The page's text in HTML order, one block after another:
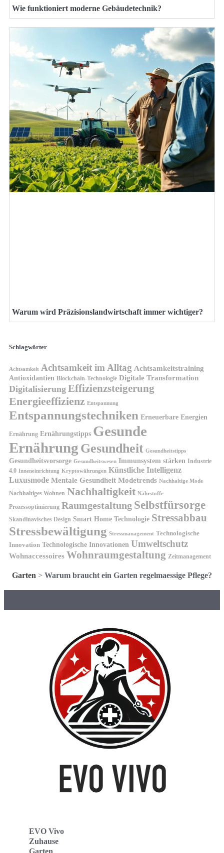
Wie funktioniert moderne Gebäudetechnik?
Warum wird Präzisionslandwirtschaft immer wichtiger?
Schlagwörter
Achtsamkeit Achtsamkeit im Alltag Achtsamkeitstraining
Antioxidantien Blockchain-Technologie Digitale Transformation
Digitalisierung Effizienzsteigerung
Energieeffizienz Entspannung
Entspannungstechniken Erneuerbare Energien
Ernährung Ernährungstipps Gesunde
Ernährung Gesundheit Gesundheitstipps
Gesundheitsvorsorge Gesundheitswesen Immunsystem stärken Industrie
4.0 Inneneinrichtung Kryptowährungen Künstliche Intelligenz
Luxusmode Mentale Gesundheit Modetrends Nachhaltige Mode
Nachhaltiges Wohnen Nachhaltigkeit Nährstoffe
Prozessoptimierung Raumgestaltung Selbstfürsorge
Skandinavisches Design Smart Home Technologie Stressabbau
Stressbewältigung Stressmanagement Technologische
Innovation Technologische Innovationen Umweltschutz
Wohnaccessoires Wohnraumgestaltung Zeitmanagement
Garten > Warum braucht ein Garten regelmaessige Pflege?
EVO Vivo
Zuhause
Garten